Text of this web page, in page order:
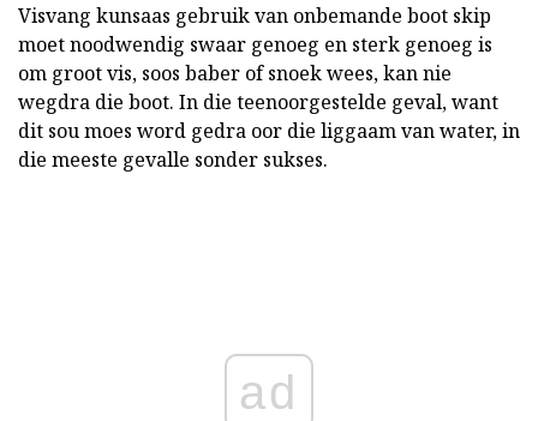
Visvang kunsaas gebruik van onbemande boot skip
moet noodwendig swaar genoeg en sterk genoeg is
om groot vis, soos baber of snoek wees, kan nie
wegdra die boot. In die teenoorgestelde geval, want
dit sou moes word gedra oor die liggaam van water, in
die meeste gevalle sonder sukses.
ad